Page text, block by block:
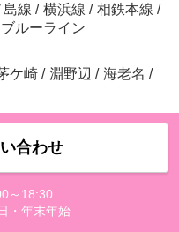
島線 / 横浜線 / 相鉄本線 /
ブルーライン
ケ崎 / 淵野辺 / 海老名 /
合わせ
～18:30
・年末年始